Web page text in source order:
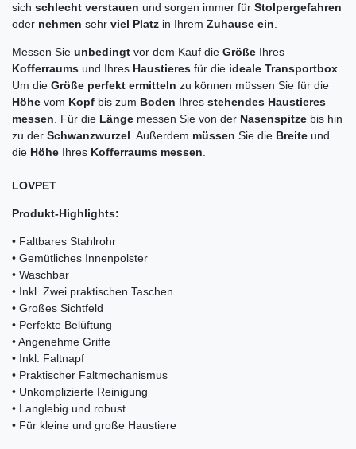
sich schlecht verstauen und sorgen immer für Stolpergefahren
oder nehmen sehr viel Platz in Ihrem Zuhause ein.
Messen Sie unbedingt vor dem Kauf die Größe Ihres
Kofferraums und Ihres Haustieres für die ideale Transportbox.
Um die Größe perfekt ermitteln zu können müssen Sie für die
Höhe vom Kopf bis zum Boden Ihres stehendes Haustieres
messen. Für die Länge messen Sie von der Nasenspitze bis hin
zu der Schwanzwurzel. Außerdem müssen Sie die Breite und
die Höhe Ihres Kofferraums messen.
LOVPET
Produkt-Highlights:
• Faltbares Stahlrohr
• Gemütliches Innenpolster
• Waschbar
• Inkl. Zwei praktischen Taschen
• Großes Sichtfeld
• Perfekte Belüftung
• Angenehme Griffe
• Inkl. Faltnapf
• Praktischer Faltmechanismus
• Unkomplizierte Reinigung
• Langlebig und robust
• Für kleine und große Haustiere